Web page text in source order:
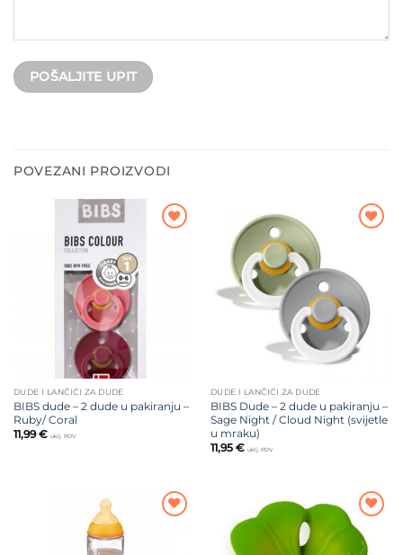
POVEZANI PROIZVODI
DUDE I LANČIĆI ZA DUDE
BIBS dude – 2 dude u pakiranju –
Ruby/ Coral
11,99€ uklj. PDV
DUDE I LANČIĆI ZA DUDE
BIBS Dude – 2 dude u pakiranju –
Sage Night / Cloud Night (svijetle
u mraku)
11,95 € uklj. PDV
Dodajte
na listu
želja